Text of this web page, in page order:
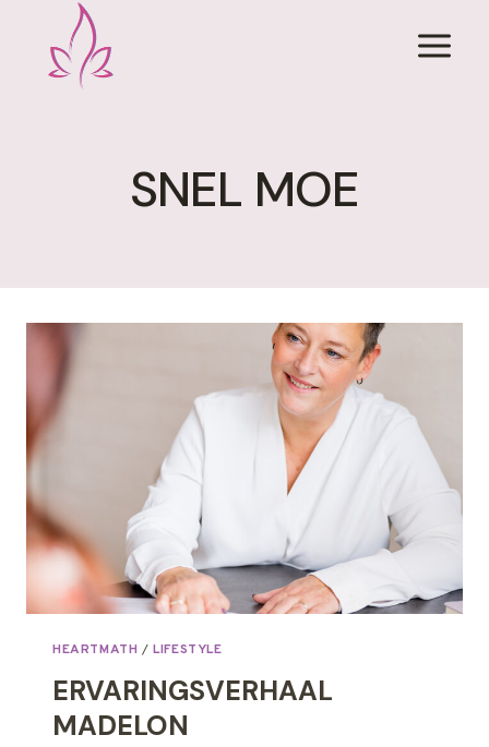
inhoud
SNEL MOE
HEARTMATH /LIFESTYLE
ERVARINGSVERHAAL
MADELON